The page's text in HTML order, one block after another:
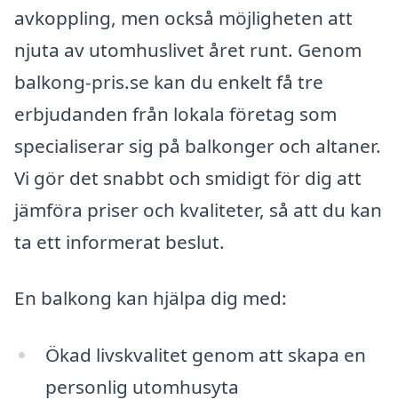
avkoppling, men också möjligheten att
njuta av utomhuslivet året runt. Genom
balkong-pris.se kan du enkelt få tre
erbjudanden från lokala företag som
specialiserar sig på balkonger och altaner.
Vi gör det snabbt och smidigt för dig att
jämföra priser och kvaliteter, så att du kan
ta ett informerat beslut.
En balkong kan hjälpa dig med:
Ökad livskvalitet genom att skapa en
personlig utomhusyta